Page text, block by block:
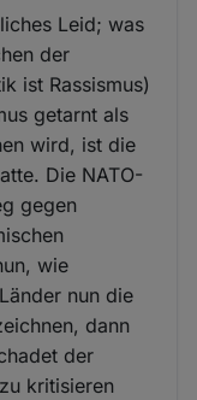
Leid; was
der
ist Rassismus)
getarnt als
wird, ist die
Die NATO-
gegen
wie
nun die
dann
der
kritisieren